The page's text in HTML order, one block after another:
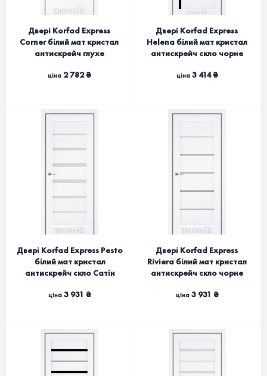
Двері Korfad Express
Corner білий мат кристал
антискрейч глухе
ціна 2 782 ₴
Двері Korfad Express
Helena білий мат кристал
антискрейч скло чорне
ціна3 414 ₴
Двері Korfad Express Pesto
білий мат кристал
антискрейч скло Сатін
ціна 3 931 ₴
Двері Korfad Express
Riviera білий мат кристал
антискрейч скло чорне
ціна3 931 ₴